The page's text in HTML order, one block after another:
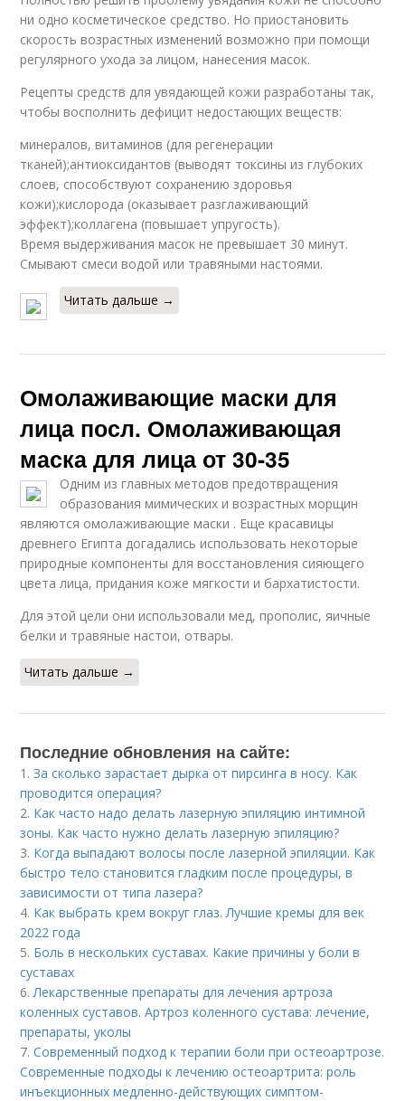
ни одно косметическое средство. Но приостановить
скорость возрастных изменений возможно при помощи
регулярного ухода за лицом, нанесения масок.
Рецепты средств для увядающей кожи разработаны так,
чтобы восполнить дефицит недостающих веществ:
минералов, витаминов (для регенерации
тканей);антиоксидантов (выводят токсины из глубоких
слоев, способствуют сохранению здоровья
кожи);кислорода (оказывает разглаживающий
эффект);коллагена (повышает упругость).
Время выдерживания масок не превышает 30 минут.
Смывают смеси водой или травяными настоями.
Читать дальше →
Омолаживающие маски для
лица посл. Омолаживающая
маска для лица от 30-35
Одним из главных методов предотвращения
образования мимических и возрастных морщин
являются омолаживающие маски . Еще красавицы
древнего Египта догадались использовать некоторые
природные компоненты для восстановления сияющего
цвета лица, придания коже мягкости и бархатистости.
Для этой цели они использовали мед, прополис, яичные
белки и травяные настои, отвары.
Читать дальше →
Последние обновления на сайте:
1.За сколько зарастает дырка от пирсинга в носу. Как
проводится операция?
2. Как часто надо делать лазерную эпиляцию интимной
зоны. Как часто нужно делать лазерную эпиляцию?
3. Когда выпадают волосы после лазерной эпиляции. Как
быстро тело становится гладким после процедуры, в
зависимости от типа лазера?
4. Как выбрать крем вокруг глаз. Лучшие кремы для век
2022 года
5. Боль в нескольких суставах. Какие причины у боли в
суставах
6. Лекарственные препараты для лечения артроза
коленных суставов. Артроз коленного сустава: лечение,
препараты, уколы
7.Современный подход к терапии боли при остеоартрозе.
Современные подходы к лечению остеоартрита: роль
инъекционных медленно-действующих симптом-